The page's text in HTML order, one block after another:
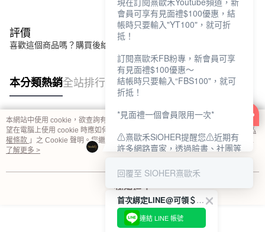
評價
喜歡這個商品嗎？購買後給他一個好評吧
本分類熱銷全站排行
熱門標籤
本網站中使用 cookie，欲查詢有關本網站使用 cookie 方式之詳情，及若您不希
望在電腦上使用 cookie 時應如何變更電腦的 cookie 設定，請參閱本網站「
隱私
權條款 」之 Cookie 聲明。您繼續使用本網站即表示您同意本公司得按本網站使
用條款之 Cookie 聲明使用 cookie。
了解更多 >
我知道了
首次綁定LINE@可領＄100折扣優惠
連結 LINE 帳號
會員可享有見面禮$100優惠，結
帳時只要輸入"YT100"，就可折
抵！
訂閱熹歐禾FB粉專，新會員可享
有見面禮$100優惠～
結帳時只要輸入“FBS100"，就可
折抵！
*見面禮一個會員限用一次*
⚠熹歐禾SiOHER提醒您⚠近期有
許多網路賣家，透過臉書、社團等
SiOHER』品牌授權、或有內部管
消費者上當及受害。
如有疑慮請至官網先訂單查尋如
〝TM / TS / TG〞開頭,都是我們
回覆至 SIOHER熹歐禾